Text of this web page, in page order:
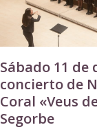
Sábado 11 de
concierto de
Coral «Veus
Segorbe